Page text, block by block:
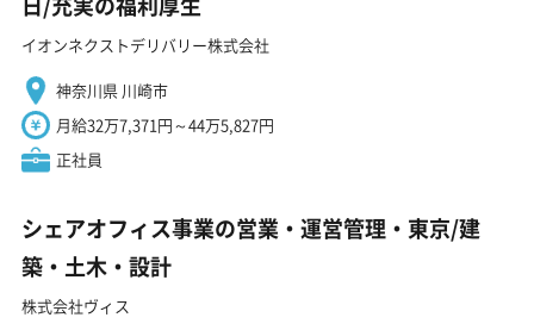
イオンネクストデリバリー株式会社
神奈川県 川崎市
月給32万7,371円～44万5,827円
正社員
シェアオフィス事業の営業・運営管理・東京/建
築・土木・設計
株式会社ヴィス